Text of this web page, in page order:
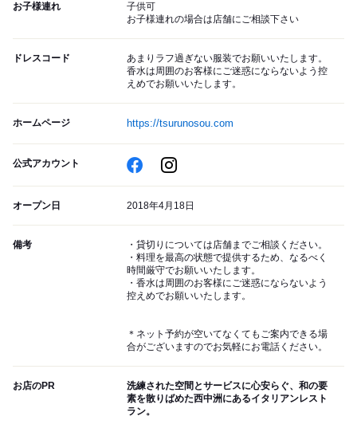
お子様連れ
子供可
お子様連れの場合は店舗にご相談下さい
ドレスコード
あまりラフ過ぎない服装でお願いいたします。
香水は周囲のお客様にご迷惑にならないよう控
えめでお願いいたします。
ホームページ https://tsurunosou.com
公式アカウント
オープン日 2018年4月18日
備考
・貸切りについては店舗までご相談ください。
・料理を最高の状態で提供するため、なるべく
時間厳守でお願いいたします。
・香水は周囲のお客様にご迷惑にならないよう
控えめでお願いいたします。
＊ネット予約が空いてなくてもご案内できる場
合がございますのでお気軽にお電話ください。
お店のPR
洗練された空間とサービスに心安らぐ、和の要
素を散りばめた西中洲にあるイタリアンレスト
ラン。